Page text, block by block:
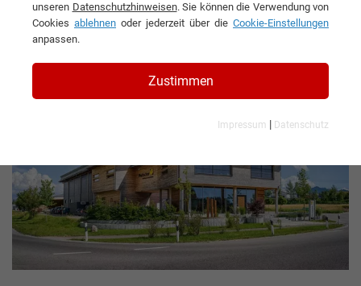
Interview mit Maximilian Prutscher,
Geschäftsführer der Prutscher Holzbau
GmbH
unseren Datenschutzhinweisen. Sie können die Verwendung von
Cookies ablehnen oder jederzeit über die Cookie-Einstellungen
anpassen.
Zustimmen
Impressum | Datenschutz